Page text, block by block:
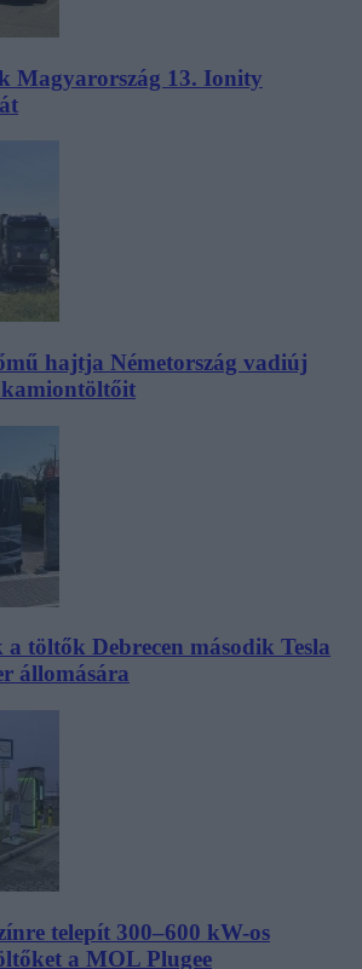
Magyarország 13. Ionity
hajtja Németország vadiúj
kamiontöltőit
a töltők Debrecen második Tesla
állomására
telepít 300–600 kW-os
a MOL Plugee